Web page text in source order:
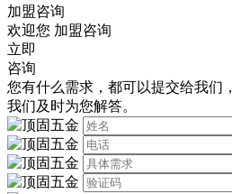
加盟咨询
欢迎您 加盟咨询
立即
咨询
您有什么需求，都可以提交给我们，
我们及时为您解答。